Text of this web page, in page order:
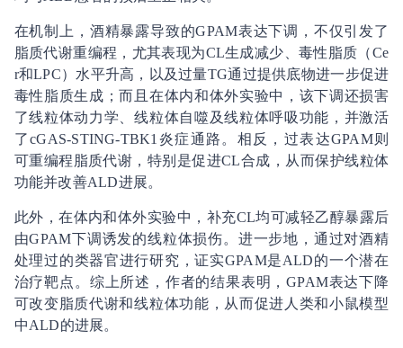
在机制上，酒精暴露导致的GPAM表达下调，不仅引发了
脂质代谢重编程，尤其表现为CL生成减少、毒性脂质（Ce
r和LPC）水平升高，以及过量TG通过提供底物进一步促进
毒性脂质生成；而且在体内和体外实验中，该下调还损害
了线粒体动力学、线粒体自噬及线粒体呼吸功能，并激活
了cGAS-STING-TBK1炎症通路。相反，过表达GPAM则
可重编程脂质代谢，特别是促进CL合成，从而保护线粒体
功能并改善ALD进展。
此外，在体内和体外实验中，补充CL均可减轻乙醇暴露后
由GPAM下调诱发的线粒体损伤。进一步地，通过对酒精
处理过的类器官进行研究，证实GPAM是ALD的一个潜在
治疗靶点。综上所述，作者的结果表明，GPAM表达下降
可改变脂质代谢和线粒体功能，从而促进人类和小鼠模型
中ALD的进展。